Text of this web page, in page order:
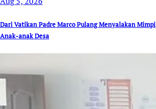
Dari Vatikan Padre Marco Pulang Menyalakan Mimpi
Anak-anak Desa